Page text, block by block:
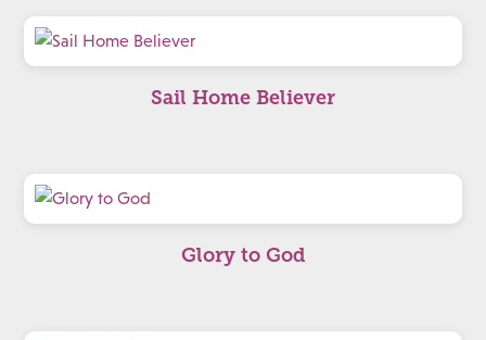
Sail Home Believer
Glory to God